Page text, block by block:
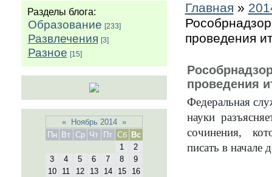
Разделы блога:
Образование [233]
Развлечения [3]
Разное [15]
« Ноябрь 2014 »
Пн
Вт Ср Чт Пт Сб
Вс
1
2
3
4 5 6 7 8
9
10
11 12 13 14 15
16
Главная »
проведения
проведения
Федеральная
науки
сочинения,
писать в начале